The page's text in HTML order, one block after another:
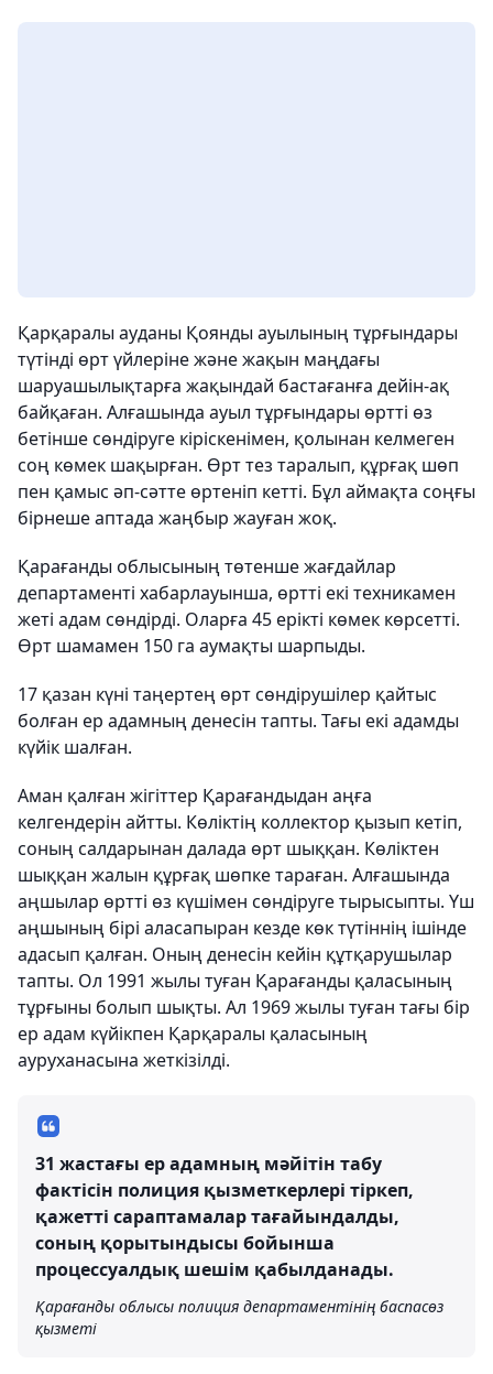
Қарқаралы ауданы Қоянды ауылының тұрғындары
түтінді өрт үйлеріне және жақын маңдағы
шаруашылықтарға жақындай бастағанға дейін-ақ
байқаған. Алғашында ауыл тұрғындары өртті өз
бетінше сөндіруге кіріскенімен, қолынан келмеген
соң көмек шақырған. Өрт тез таралып, құрғақ шөп
пен қамыс әп-сәтте өртеніп кетті. Бұл аймақта соңғы
бірнеше аптада жаңбыр жауған жоқ.
Қарағанды ​​облысының төтенше жағдайлар
департаменті хабарлауынша, өртті екі техникамен
жеті адам сөндірді. Оларға 45 ерікті көмек көрсетті.
Өрт шамамен 150 га аумақты шарпыды.
17 қазан күні таңертең өрт сөндірушілер қайтыс
болған ер адамның денесін тапты. Тағы екі адамды
күйік шалған.
Аман қалған жігіттер Қарағандыдан аңға
келгендерін айтты. Көліктің коллектор қызып кетіп,
соның салдарынан далада өрт шыққан. Көліктен
шыққан жалын құрғақ шөпке тараған. Алғашында
аңшылар өртті өз күшімен сөндіруге тырысыпты. Үш
аңшының бірі аласапыран кезде көк түтіннің ішінде
адасып қалған. Оның денесін кейін құтқарушылар
тапты. Ол 1991 жылы туған Қарағанды ​​қаласының
тұрғыны болып шықты. Ал 1969 жылы туған тағы бір
ер адам күйікпен Қарқаралы қаласының
ауруханасына жеткізілді.
31 жастағы ер адамның мәйітін табу
фактісін полиция қызметкерлері тіркеп,
қажетті сараптамалар тағайындалды,
соның қорытындысы бойынша
процессуалдық шешім қабылданады.
Қарағанды ​​облысы полиция департаментінің баспасөз
қызметі